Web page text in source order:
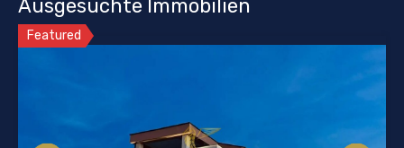
Ausgesuchte Immobilien
Featured